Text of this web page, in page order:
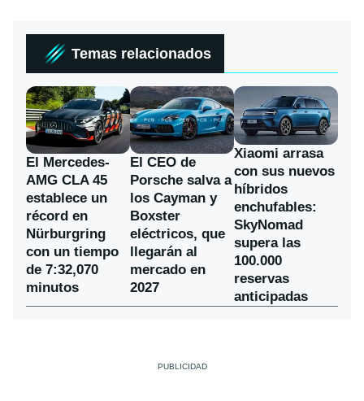
Temas relacionados
El Mercedes-
AMG CLA 45
establece un
récord en
Nürburgring
con un tiempo
de 7:32,070
minutos
El CEO de
Porsche salva a
los Cayman y
Boxster
eléctricos, que
llegarán al
mercado en
2027
Xiaomi arrasa
con sus nuevos
híbridos
enchufables:
SkyNomad
supera las
100.000
reservas
anticipadas